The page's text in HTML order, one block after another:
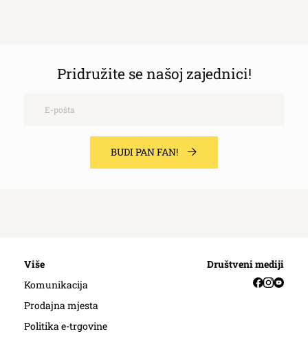
Pridružite se našoj zajednici!
BUDI PAN FAN!
Više
Komunikacija
Prodajna mjesta
Politika e-trgovine
Društveni mediji
Facebook